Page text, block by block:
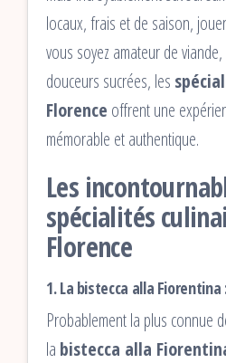
locaux, frais et de saison,
vous soyez amateur de
douceurs sucrées, les
Florence offrent une
mémorable et authentique.
Les
spécialités
Florence
1. La bistecca alla Fiorentina
Probablement la plus connue
la bistecca alla